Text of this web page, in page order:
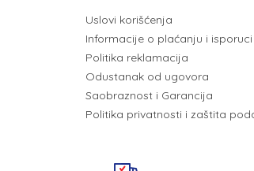
Uslovi korišćenja
Informacije o plaćanju i isporuci
Politika reklamacija
Odustanak od ugovora
Saobraznost i Garancija
Politika privatnosti i zaštita